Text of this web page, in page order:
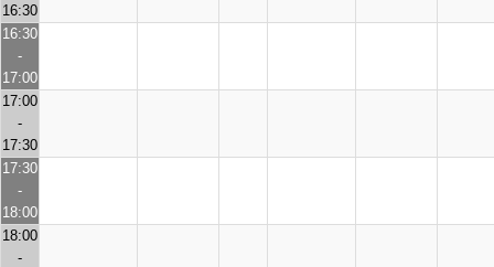
16:30
16:30
-
17:00
17:00
-
17:30
17:30
-
18:00
18:00
-